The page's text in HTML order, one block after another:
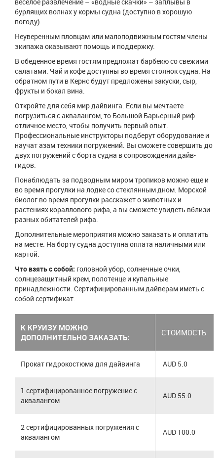
бурлящих волнах у кормы судна (доступно в хорошую
погоду).
Неуверенным пловцам или малоподвижным гостям члены
экипажа оказывают помощь и поддержку.
В обеденное время гостям предложат барбекю со свежими
салатами. Чай и кофе доступны во время стоянок судна. На
обратном пути в Кернс будут предложены закуски, сыр,
фрукты и бокал вина.
Откройте для себя мир дайвинга. Если вы мечтаете
погрузиться с аквалангом, то Большой Барьерный риф
отличное место, чтобы получить первый опыт.
Профессиональные инструкторы подберут оборудование и
научат азам техники погружений. Вы сможете совершить до
двух погружений с борта судна в сопровождении дайв-
гидов.
Понаблюдать за подводным миром тропиков можно еще и
во время прогулки на лодке со стеклянным дном. Морской
биолог во время прогулки расскажет о животных и
растениях кораллового рифа, а вы сможете увидеть вблизи
разных обитателей рифа.
Дополнительные мероприятия можно заказать и оплатить
на месте. На борту судна доступна оплата наличными или
картой.
Что взять с собой: головной убор, солнечные очки,
солнцезащитный крем, полотенце и купальные
принадлежности. Сертифицированным дайверам иметь с
собой сертификат.
К КРУИЗУ МОЖНО
ДОПОЛНИТЕЛЬНО ЗАКАЗАТЬ:
СТОИМОСТЬ
Прокат гидрокостюма для дайвинга AUD 5.0
1 сертифицированное погружение с
аквалангом
AUD 55.0
2 сертифицированных погружения с
аквалангом
AUD 100.0